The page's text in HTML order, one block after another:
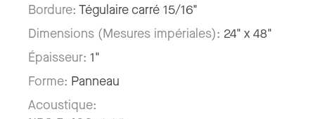
Bordure: Tégulaire carré 15/16"
Dimensions (Mesures impériales): 24" x 48"
Épaisseur: 1"
Forme: Panneau
Acoustique: